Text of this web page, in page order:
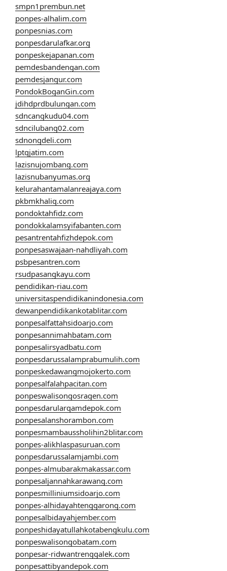
smpn1prembun.net
ponpes-alhalim.com
ponpesnias.com
ponpesdarulafkar.org
ponpeskejapanan.com
pemdesbandengan.com
pemdesjangur.com
PondokBoganGin.com
jdihdprdbulungan.com
sdncangkudu04.com
sdncilubang02.com
sdnongdeli.com
lptqjatim.com
lazisnujombang.com
lazisnubanyumas.org
kelurahantamalanreajaya.com
pkbmkhaliq.com
pondoktahfidz.com
pondokkalamsyifabanten.com
pesantrentahfizhdepok.com
ponpesaswajaan-nahdliyah.com
psbpesantren.com
rsudpasangkayu.com
pendidikan-riau.com
universitaspendidikanindonesia.com
dewanpendidikankotablitar.com
ponpesalfattahsidoarjo.com
ponpesannimahbatam.com
ponpesalirsyadbatu.com
ponpesdarussalamprabumulih.com
ponpeskedawangmojokerto.com
ponpesalfalahpacitan.com
ponpeswalisongosragen.com
ponpesdarularqamdepok.com
ponpesalanshorambon.com
ponpesmambaussholihin2blitar.com
ponpes-alikhlaspasuruan.com
ponpesdarussalamjambi.com
ponpes-almubarakmakassar.com
ponpesaljannahkarawang.com
ponpesmilliniumsidoarjo.com
ponpes-alhidayahtenggarong.com
ponpesalbidayahjember.com
ponpeshidayatullahkotabengkulu.com
ponpeswalisongobatam.com
ponpesar-ridwantrenggalek.com
ponpesattibyandepok.com